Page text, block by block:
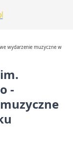
wydarzenie muzyczne w
-